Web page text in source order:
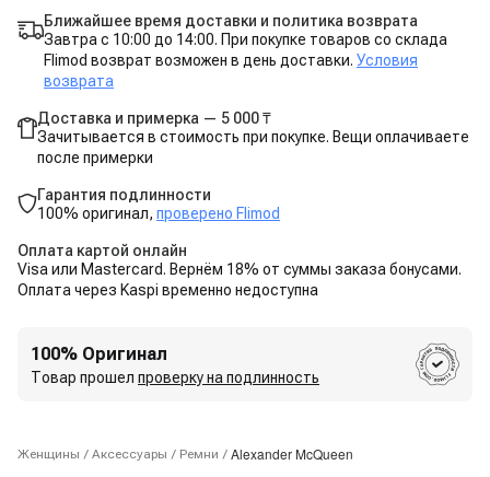
Ближайшее время доставки и политика возврата
Завтра с 10:00 до 14:00. При покупке товаров со склада
Flimod возврат возможен в день доставки. Условия
возврата
Доставка и примерка — 5 000 ₸
Зачитывается в стоимость при покупке. Вещи оплачиваете
после примерки
Гарантия подлинности
100% оригинал, проверено Flimod
Оплата картой онлайн
Visa или Mastercard. Вернём 18% от суммы заказа бонусами.
Оплата через Kaspi временно недоступна
100% Оригинал
Товар прошел проверку на подлинность
Женщины / Аксессуары / Ремни / Alexander McQueen